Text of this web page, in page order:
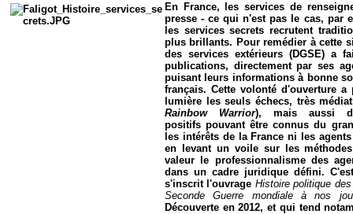
En France, les services de
presse - ce qui n'est pas le cas, par
les services secrets recrutent
plus brillants. Pour remédier à cette
des services extérieurs (DGSE) a
publications, directement par ses
puisant leurs informations à bonne
français. Cette volonté d'ouverture
lumière les seuls échecs, très
Rainbow Warrior), mais aussi
positifs pouvant être connus du
les intérêts de la France ni les
en levant un voile sur les
valeur le professionnalisme des
dans un cadre juridique défini.
s'inscrit l'ouvrage Histoire politique
Seconde Guerre mondiale à nos
Découverte en 2012, et qui tend